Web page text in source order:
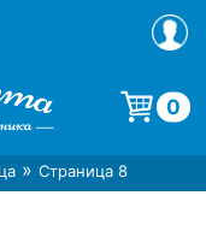
фототехники
foto-
0
пуста.
» Страница 8